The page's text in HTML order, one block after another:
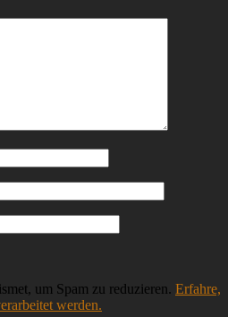
um Spam zu reduzieren. Erfahre,
werden.